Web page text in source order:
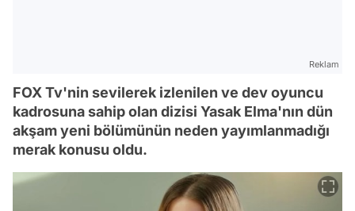
Reklam
FOX Tv'nin sevilerek izlenilen ve dev oyuncu
kadrosuna sahip olan dizisi Yasak Elma'nın dün
akşam yeni bölümünün neden yayımlanmadığı
merak konusu oldu.